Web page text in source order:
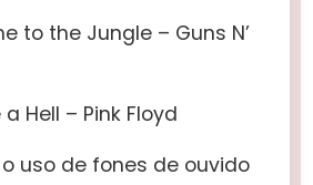
to the Jungle – Guns N’
a Hell – Pink Floyd
uso de fones de ouvido